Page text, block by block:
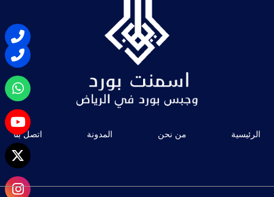
الرئيسية من نحن المدونة اتصل بنا